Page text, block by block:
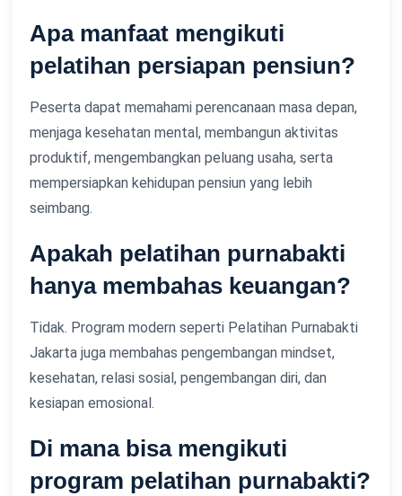
Apa manfaat mengikuti
pelatihan persiapan pensiun?
Peserta dapat memahami perencanaan masa depan,
menjaga kesehatan mental, membangun aktivitas
produktif, mengembangkan peluang usaha, serta
mempersiapkan kehidupan pensiun yang lebih
seimbang.
Apakah pelatihan purnabakti
hanya membahas keuangan?
Tidak. Program modern seperti Pelatihan Purnabakti
Jakarta juga membahas pengembangan mindset,
kesehatan, relasi sosial, pengembangan diri, dan
kesiapan emosional.
Di mana bisa mengikuti
program pelatihan purnabakti?